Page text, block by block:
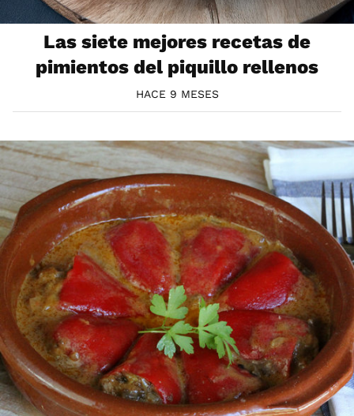
Las siete mejores recetas de
pimientos del piquillo rellenos
HACE 9 MESES